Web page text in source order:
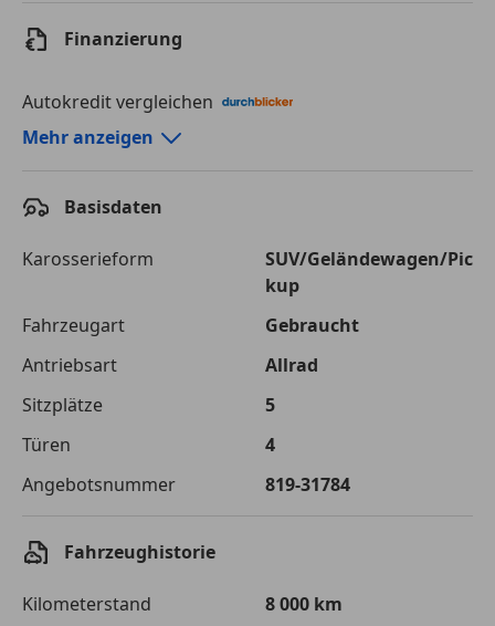
Finanzierung
Autokredit vergleichen
Autokredit-Rechner von durchblicker.at
120 Monate
Kreditbetrag
€ 53 900,-
Gesamtbetrag
Einberechnete Gebühren
€ 0,-
Effektivzinsatz
Sollzinssatz
Monatliche Rate € 632,79
Mehr anzeigen
Basisdaten
Karosserieform
SUV/Geländewagen/Pic
kup
Fahrzeugart
Gebraucht
Antriebsart
Allrad
Sitzplätze
5
Türen
4
Angebotsnummer
819-31784
Fahrzeughistorie
Kilometerstand
8 000 km